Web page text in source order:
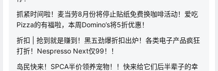
抓紧时间啦！麦当劳8月份将停止贴纸免费换咖啡活动！爱吃
Pizza的有福啦，本周Domino’s将5折优惠！
折扣 | 抢到就是赚到！黑五劲爆折扣出炉！各类电子产品疯狂
打折！Nespresso Next仅99！！
岛民快来！SPCA半价领养宠物！！快来给它们后半辈子的幸